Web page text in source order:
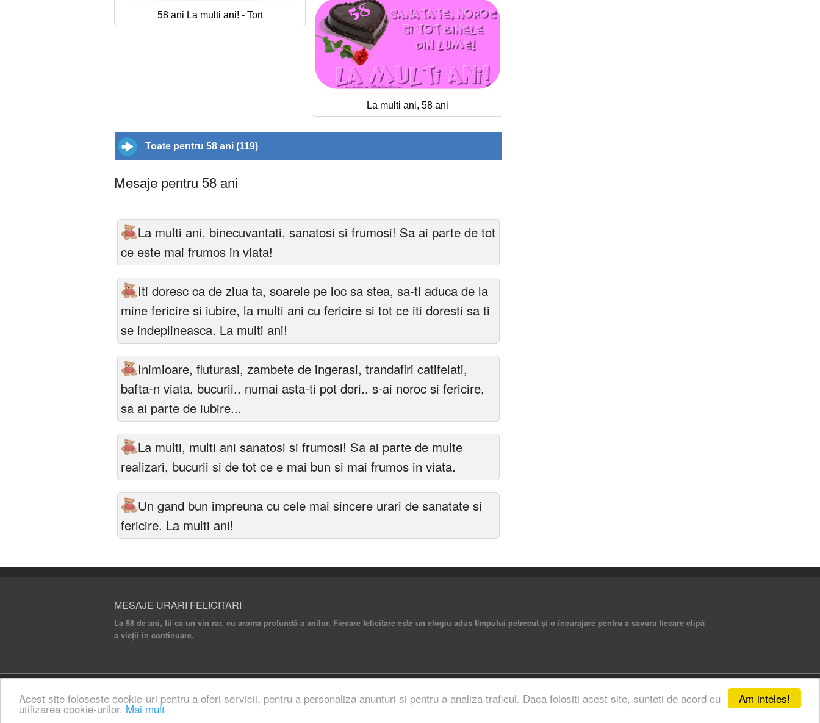
Am inteles!
Acest site foloseste cookie-uri pentru a oferi servicii, pentru a personaliza anunturi si pentru a analiza traficul. Daca folositi acest site, sunteti de acord cu
utilizarea cookie-urilor. Mai mult
58 ani La multi ani! - Tort
La multi ani, 58 ani
Toate pentru 58 ani (119)
Mesaje pentru 58 ani
La multi ani, binecuvantati, sanatosi si frumosi! Sa ai parte de tot
ce este mai frumos in viata!
Iti doresc ca de ziua ta, soarele pe loc sa stea, sa-ti aduca de la
mine fericire si iubire, la multi ani cu fericire si tot ce iti doresti sa ti
se indeplineasca. La multi ani!
Inimioare, fluturasi, zambete de ingerasi, trandafiri catifelati,
bafta-n viata, bucurii.. numai asta-ti pot dori.. s-ai noroc si fericire,
sa ai parte de iubire...
La multi, multi ani sanatosi si frumosi! Sa ai parte de multe
realizari, bucurii si de tot ce e mai bun si mai frumos in viata.
Un gand bun impreuna cu cele mai sincere urari de sanatate si
fericire. La multi ani!
MESAJE URARI FELICITARI
La 58 de ani, fii ca un vin rar, cu aroma profundă a anilor. Fiecare felicitare este un elogiu adus timpului petrecut și o încurajare pentru a savura fiecare clipă
a vieții în continuare.